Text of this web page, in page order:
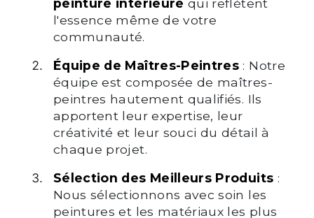
peinture intérieure qui reflètent
l'essence même de votre
communauté.
Équipe de Maîtres-Peintres : Notre
équipe est composée de maîtres-
peintres hautement qualifiés. Ils
apportent leur expertise, leur
créativité et leur souci du détail à
chaque projet.
Sélection des Meilleurs Produits :
Nous sélectionnons avec soin les
peintures et les matériaux les plus